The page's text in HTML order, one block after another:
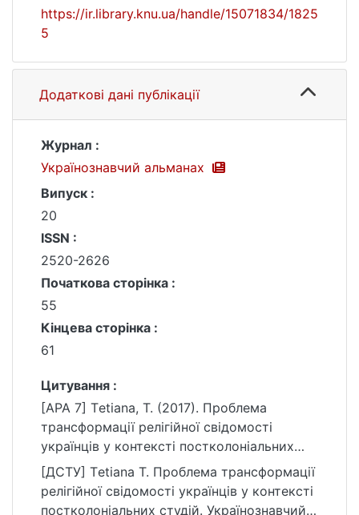
https://ir.library.knu.ua/handle/15071834/1825
5
Додаткові дані публікації
Журнал :
Українознавчий альманах
Випуск :
20
ISSN :
2520-2626
Початкова сторінка :
55
Кінцева сторінка :
61
Цитування :
[APA 7] Тetiana, Т. (2017). Проблема
трансформації релігійної свідомості
українців у контексті постколоніальних
студій. Українознавчий альманах, (20), 55–
61.
https://ir.library.knu.ua/handle/15071834/1825
[ДСТУ] Тetiana Т. Проблема трансформації
релігійної свідомості українців у контексті
постколоніальних студій. Українознавчий